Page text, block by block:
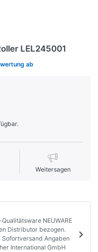
LEL245001
ab
Weitersagen
NEUWARE
Distributor bezogen.
Angaben
International GmbH